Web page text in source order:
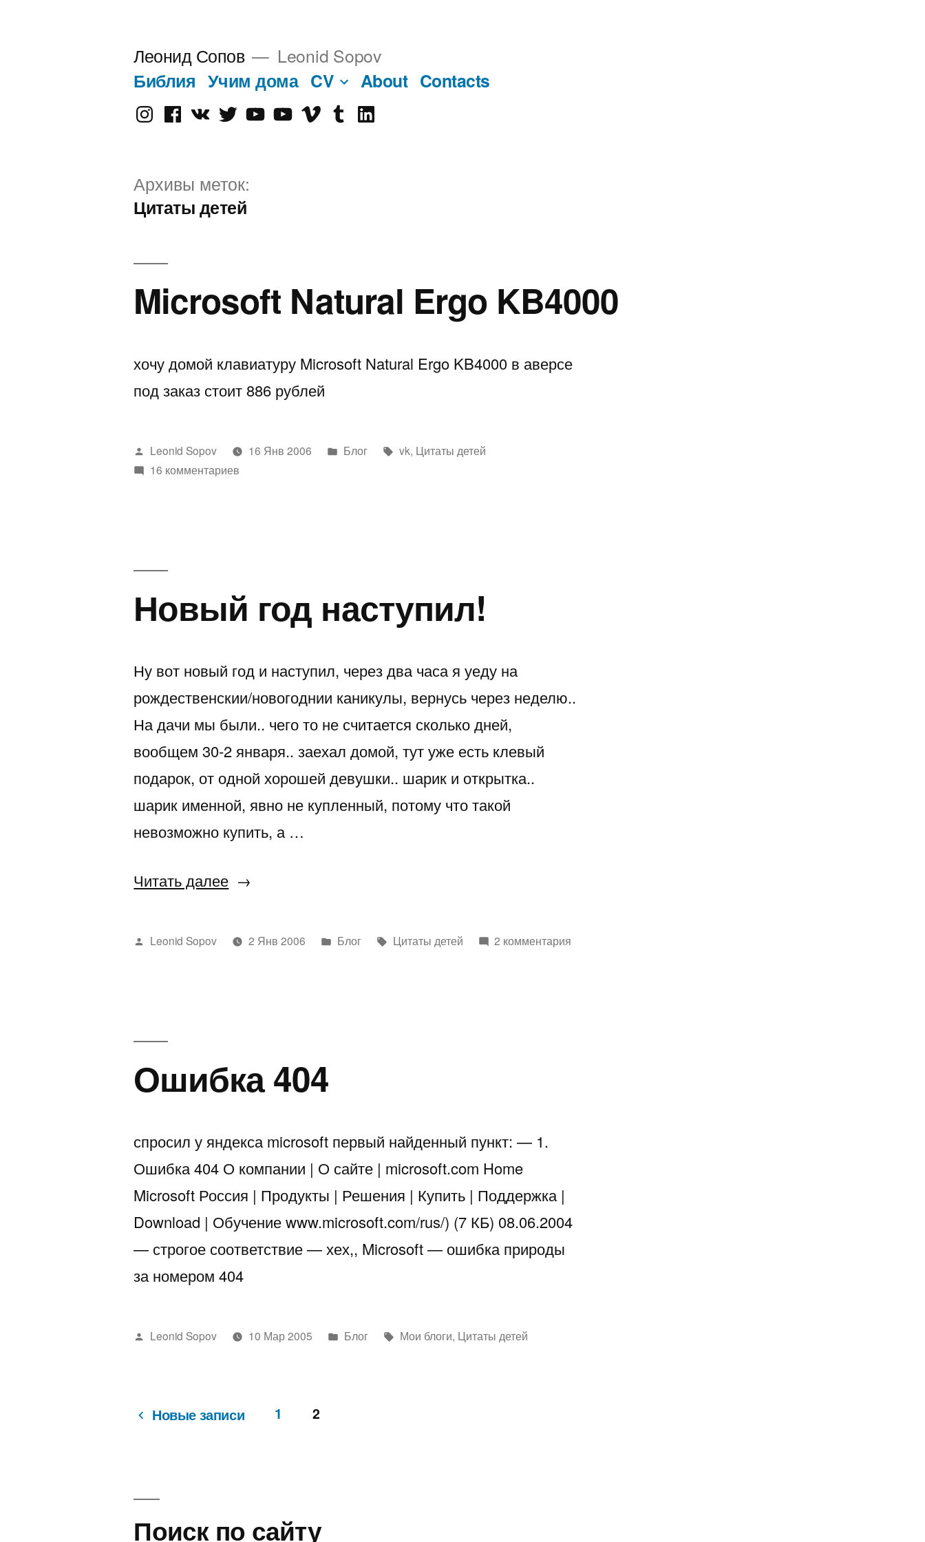
Леонид Сопов Leonid Sopov
Библия Учим дома CV About Contacts
InstagramFacebook
VK TwitterYoutube
Old Vimeotumblrlinkedin
Архивы меток:
Цитаты детей
Microsoft Natural Ergo KB4000
хочу домой клавиатуру Microsoft Natural Ergo KB4000 в аверсе
под заказ стоит 886 рублей
Написано
автором
Leonid Sopov 16 Янв 2006
Написано
Блог Метки:
vk, Цитаты детей
16 комментариев
Новый год наступил!
Ну вот новый год и наступил, через два часа я уеду на
рождественскии/новогоднии каникулы, вернусь через неделю..
На дачи мы были.. чего то не считается сколько дней,
вообщем 30-2 января.. заехал домой, тут уже есть клевый
подарок, от одной хорошей девушки.. шарик и открытка..
шарик именной, явно не купленный, потому что такой
невозможно купить, а …
Читать далее«Новый
наступил!»
Написано
Leonid Sopov 2 Янв 2006
Написано
Блог Метки:
Цитаты детей 2 комментария
Ошибка 404
спросил у яндекса microsoft первый найденный пункт: — 1.
Ошибка 404 О компании | О сайте | microsoft.com Home
Microsoft Россия | Продукты | Решения | Купить | Поддержка |
Download | Обучение www.microsoft.com/rus/) (7 КБ) 08.06.2004
— строгое соответствие — хех,, Microsoft — ошибка природы
за номером 404
Написано
Leonid Sopov 10 Мар 2005
Написано
Блог Метки:
Мои блоги, Цитаты детей
Новые записи 1 2
Поиск по сайту